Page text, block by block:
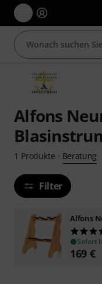
Alfons
1 Produkte · Beratung
Filter
Alfons
Sofort
169 €